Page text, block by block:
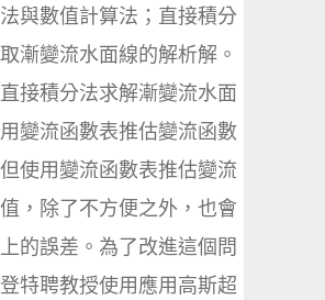
與數值計算法；直接積分
漸變流水面線的解析解。
接積分法求解漸變流水面
變流函數表推估變流函數
使用變流函數表推估變流
，除了不方便之外，也會
的誤差。為了改進這個問
特聘教授使用應用高斯超